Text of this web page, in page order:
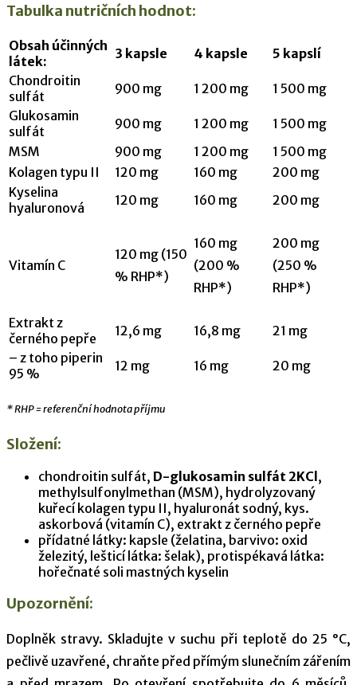
Tabulka nutričních hodnot:
Obsah účinných
látek:
3 kapsle 4 kapsle
5 kapslí
Chondroitin
sulfát
900 mg 1 200 mg
1 500 mg
Glukosamin
sulfát
900 mg 1 200 mg
1 500 mg
MSM
900 mg 1 200 mg
1 500 mg
Kolagen typu II
120 mg 160 mg
200 mg
Kyselina
hyaluronová
120 mg 160 mg 200 mg
Vitamín C
120 mg (150
% RHP*)
160 mg
(200 %
RHP*)
200 mg
(250 %
RHP*)
Extrakt z
černého pepře
12,6 mg 16,8 mg
21 mg
– z toho piperin
95 %
12 mg 16 mg 20 mg
* RHP = referenční hodnota příjmu
Složení:
chondroitin sulfát, D-glukosamin sulfát 2KCl,
methylsulfonylmethan (MSM), hydrolyzovaný
kuřecí kolagen typu II, hyaluronát sodný, kys.
askorbová (vitamín C), extrakt z černého pepře
přídatné látky: kapsle (želatina, barvivo: oxid
železitý, lešticí látka: šelak), protispékavá látka:
hořečnaté soli mastných kyselin
Upozornění:
Doplněk stravy. Skladujte v suchu při teplotě do 25 °C,
pečlivě uzavřené, chraňte před přímým slunečním zářením